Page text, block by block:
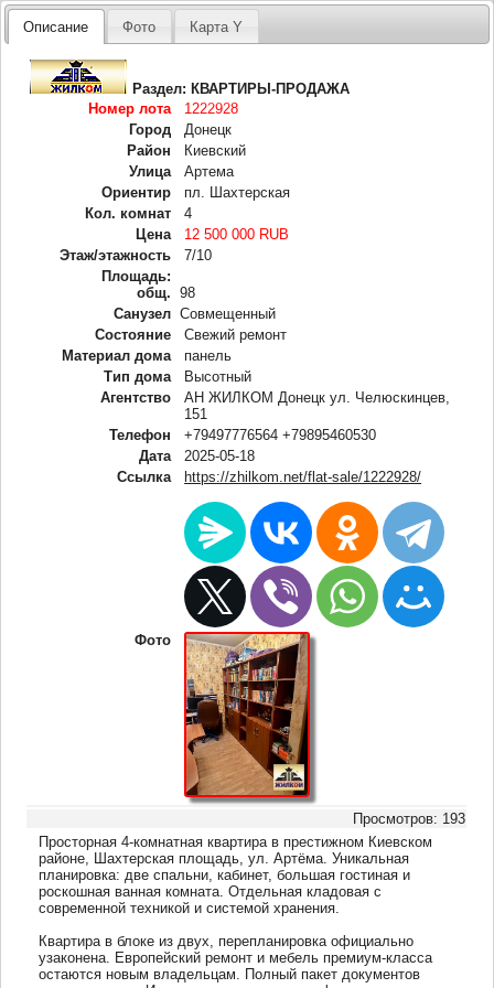
Описание Фото Карта Y
Раздел:КВАРТИРЫ-ПРОДАЖА
Номер лота
1222928
Город
Донецк
Район
Киевский
Улица
Артема
Ориентир
пл. Шахтерская
Кол. комнат
4
Цена
12 500 000 RUB
Этаж/этажность
7/10
Площадь:
общ.
98
Санузел Совмещенный
Состояние
Свежий ремонт
Материал дома
панель
Тип дома
Высотный
Агентство
АН ЖИЛКОМ Донецк ул. Челюскинцев,
151
Телефон
+79497776564 +79895460530
Дата
2025-05-18
Ссылка
https://zhilkom.net/flat-sale/1222928/
Фото
Просмотров: 193
Просторная 4-комнатная квартира в престижном Киевском
районе, Шахтерская площадь, ул. Артёма. Уникальная
планировка: две спальни, кабинет, большая гостиная и
роскошная ванная комната. Отдельная кладовая с
современной техникой и системой хранения.
Квартира в блоке из двух, перепланировка официально
узаконена. Европейский ремонт и мебель премиум-класса
остаются новым владельцам. Полный пакет документов